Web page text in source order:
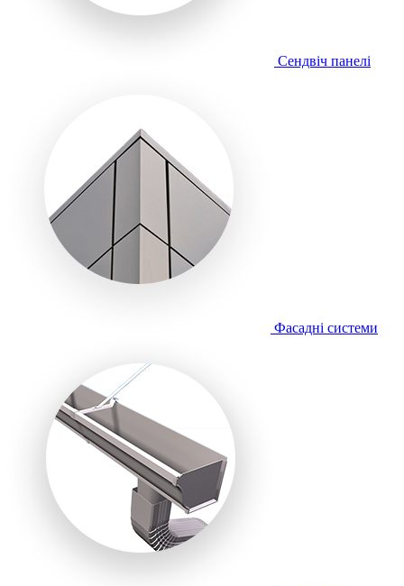
Сендвіч панелі
Фасадні системи